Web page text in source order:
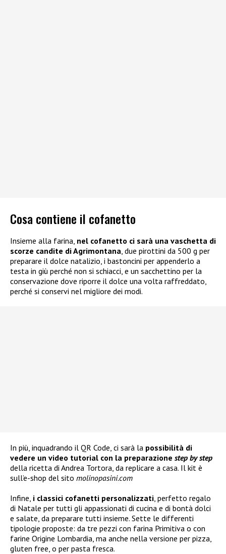
Cosa contiene il cofanetto
Insieme alla farina, nel cofanetto ci sarà una vaschetta di
scorze candite di Agrimontana , due pirottini da 500 g per
preparare il dolce natalizio, i bastoncini per appenderlo a
testa in giù perché non si schiacci, e un sacchettino per la
conservazione dove riporre il dolce una volta raffreddato,
perché si conservi nel migliore dei modi.
In più, inquadrando il QR Code, ci sarà la possibilità di
vedere un video tutorial con la preparazione step by step
della ricetta di Andrea Tortora, da replicare a casa. Il kit è
sull’e-shop del sito molinopasini.com
Infine, i classici cofanetti personalizzati , perfetto regalo
di Natale per tutti gli appassionati di cucina e di bontà dolci
e salate, da preparare tutti insieme. Sette le differenti
tipologie proposte: da tre pezzi con farina Primitiva o con
farine Origine Lombardia, ma anche nella versione per pizza,
gluten free, o per pasta fresca.